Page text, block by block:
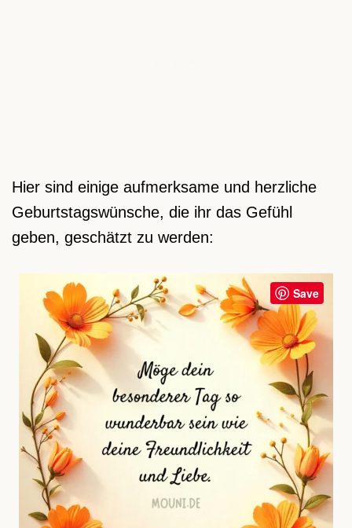
Hier sind einige aufmerksame und herzliche
Geburtstagswünsche, die ihr das Gefühl
geben, geschätzt zu werden:
Save